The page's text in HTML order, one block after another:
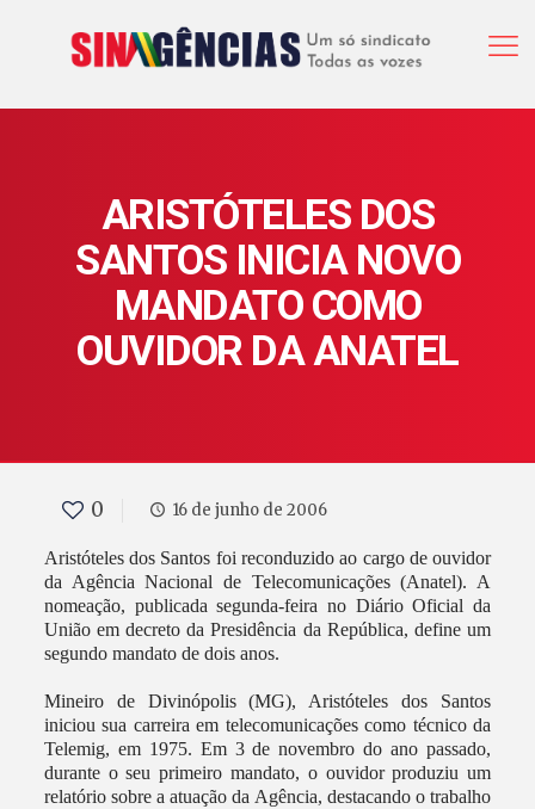
ARISTÓTELES DOS
SANTOS INICIA NOVO
MANDATO COMO
OUVIDOR DA ANATEL
0 16 de junho de 2006
Aristóteles dos Santos foi reconduzido ao cargo de ouvidor
da Agência Nacional de Telecomunicações (Anatel). A
nomeação, publicada segunda-feira no Diário Oficial da
União em decreto da Presidência da República, define um
segundo mandato de dois anos.
Mineiro de Divinópolis (MG), Aristóteles dos Santos
iniciou sua carreira em telecomunicações como técnico da
Telemig, em 1975. Em 3 de novembro do ano passado,
durante o seu primeiro mandato, o ouvidor produziu um
relatório sobre a atuação da Agência, destacando o trabalho